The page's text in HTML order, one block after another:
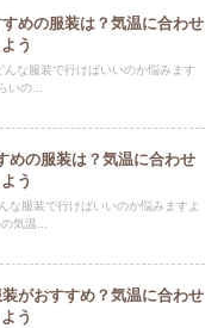
めの服装は？気温に合わせ
う
な服装で行けばいいのか悩みます
らいの...
めの服装は？気温に合わせ
う
な服装で行けばいいのか悩みますよ
の気温...
がおすすめ？気温に合わせ
う